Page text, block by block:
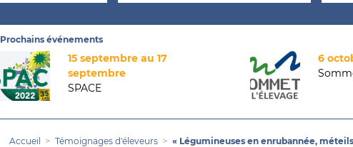
Prochains événements
15 septembre au 17
septembre
SPACE
6
Accueil Témoignages d'éleveurs « Légumineuses en enrubannée,